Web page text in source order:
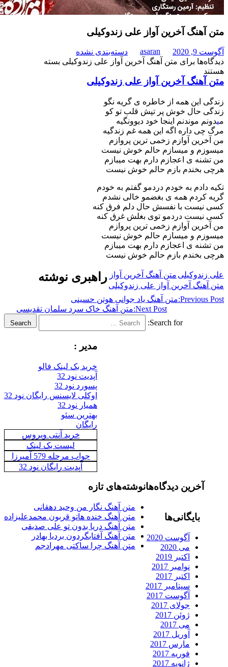
آخرین آواز علی زندوکیلی
asaran
دسته‌بندی نشده
برای متن آهنگ آخرین آواز علی زندوکیلی بسته
آخرین آواز علی زندوکیلی
همه از خاطره ی گریه نگو
خوش پر تپش قلب تو کو
اینجا خود دیوونگیه
اگه این همه غم زندگیه
آوازم زخمی ترین پروازم
و میسازم حالم خوش نیست
ی اعجازم دارم بهت میبازم
بازم حالم خوش نیست
به خودم دردمو گفتم به خودم
همه ی بغضمو خالی نشدم
با نفسش حال دلم فرق کنه
دردمو توی بغلش غرق کنه
آوازم زخمی ترین پروازم
و میسازم حالم خوش نیست
ی اعجازم دارم بهت میبازم
بازم حالم خوش نیست
متن آهنگ آخرین آواز
آخرین آواز علی زندوکیلی
راهبری نوشته
متن آهنگ یاد جوانی هوتن حسینی
Next Post: متن آهنگ خاک سرد سلمان تقدیسی
Search for:
خرید بک لینک فالو
پسورد نود 32
اوکلی لایسنس رایگان نود 32
همیار نود 32
بهترین سئو
خرید آنتی ویروس
لیست بک لینک
جواب مرحله 579 آمیرزا
آپدیت رایگان نود 32
نوشته‌های تازه
متن آهنگ نگار من وحید دهقانی
متن آهنگ خنده هاتو قربون محمدعلیزاده
متن آهنگ دریا بدون تو علی صدیقی
متن آهنگ آفتابگردون بردیا بهادر
متن آهنگ چرا ساکتی مهرادجم
دیدگاه‌ها
آگوست 2020
سپتامبر 2017
آگوست 2017
مارس 2017